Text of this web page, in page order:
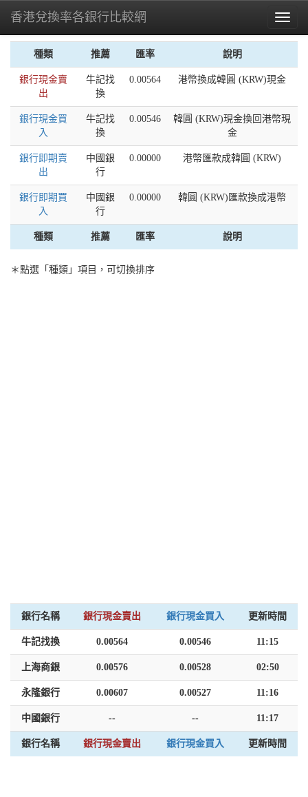
Toggle
香港兌換率各銀行比較網
種類 推薦 匯率 說明
銀行現金賣
出
牛記找
換
0.00564 港幣換成韓圓 (KRW)現金
銀行現金買
入
牛記找
換
0.00546
韓圓 (KRW)現金換回港幣現
金
銀行即期賣
出
中國銀
行
0.00000 港幣匯款成韓圓 (KRW)
銀行即期買
入
中國銀
行
0.00000 韓圓 (KRW)匯款換成港幣
種類 推薦 匯率 說明
＊點選「種類」項目，可切換排序
銀行名稱 銀行現金賣出 銀行現金買入 更新時間
牛記找換 0.00564 0.00546 11:15
上海商銀 0.00576 0.00528 02:50
永隆銀行 0.00607 0.00527 11:16
中國銀行 -- -- 11:17
銀行名稱 銀行現金賣出 銀行現金買入 更新時間